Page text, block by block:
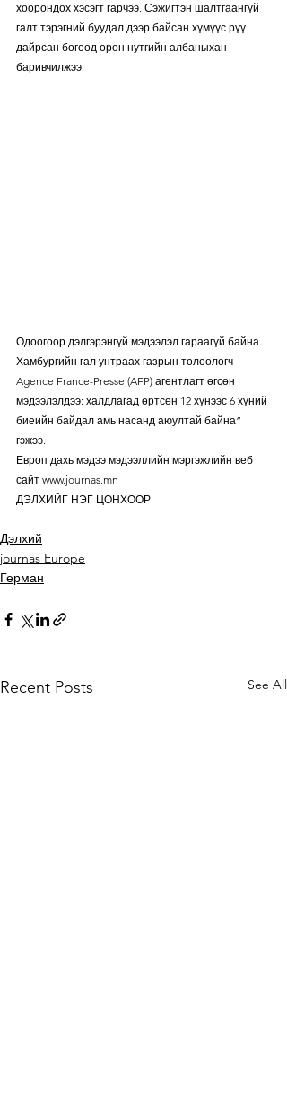
хоорондох хэсэгт гарчээ. Сэжигтэн шалтгаангүй
галт тэрэгний буудал дээр байсан хүмүүс рүү
дайрсан бөгөөд орон нутгийн албаныхан
баривчилжээ.
Одоогоор дэлгэрэнгүй мэдээлэл гараагүй байна.
Хамбургийн гал унтраах газрын төлөөлөгч
Agence France-Presse (AFP) агентлагт өгсөн
мэдээлэлдээ: халдлагад өртсөн 12 хүнээс 6 хүний
биеийн байдал амь насанд аюултай байна”
гэжээ.
Европ дахь мэдээ мэдээллийн мэргэжлийн веб
сайт www.journas.mn
ДЭЛХИЙГ НЭГ ЦОНХООР
Дэлхий
journas Europe
Герман
Recent Posts See All